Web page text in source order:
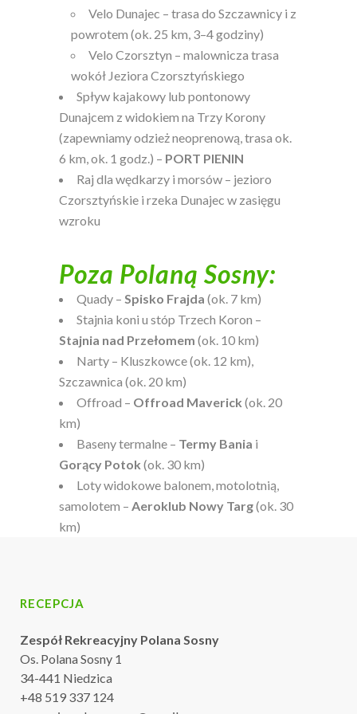
Velo Dunajec – trasa do Szczawnicy i z
powrotem (ok. 25 km, 3–4 godziny)
Velo Czorsztyn – malownicza trasa
wokół Jeziora Czorsztyńskiego
Spływ kajakowy lub pontonowy
Dunajcem z widokiem na Trzy Korony
(zapewniamy odzież neoprenową, trasa ok.
6 km, ok. 1 godz.) – PORT PIENIN
Raj dla wędkarzy i morsów – jezioro
Czorsztyńskie i rzeka Dunajec w zasięgu
wzroku
Poza Polaną Sosny:
Quady – Spisko Frajda (ok. 7 km)
Stajnia koni u stóp Trzech Koron –
Stajnia nad Przełomem (ok. 10 km)
Narty – Kluszkowce (ok. 12 km),
Szczawnica (ok. 20 km)
Offroad – Offroad Maverick (ok. 20
km)
Baseny termalne – Termy Bania i
Gorący Potok (ok. 30 km)
Loty widokowe balonem, motolotnią,
samolotem – Aeroklub Nowy Targ(ok. 30
km)
RECEPCJA
Zespół Rekreacyjny Polana Sosny
Os. Polana Sosny 1
34-441 Niedzica
+48 519 337 124